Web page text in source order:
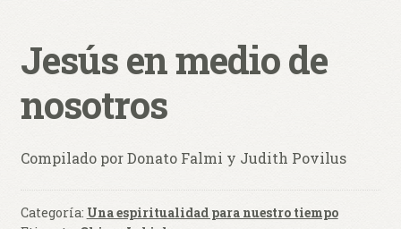
Jesús en medio de
nosotros
Compilado por Donato Falmi y Judith Povilus
Categoría: Una espiritualidad para nuestro tiempo